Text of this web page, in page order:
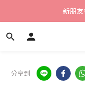
新朋
新朋
分享到